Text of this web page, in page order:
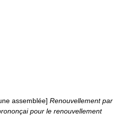
assemblée] Renouvellement par
pour le renouvellement